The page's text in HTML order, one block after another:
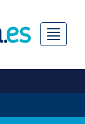
Menú